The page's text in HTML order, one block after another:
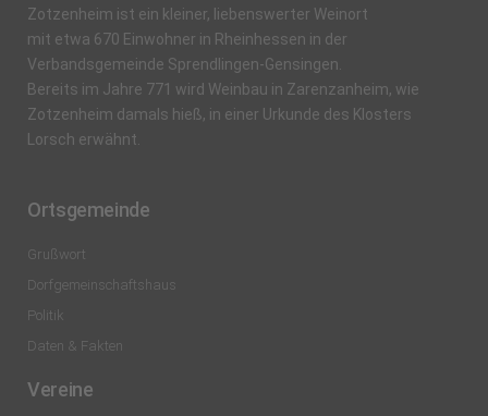
Zotzenheim ist ein kleiner, liebenswerter Weinort
mit etwa 670 Einwohner in Rheinhessen in der
Verbandsgemeinde Sprendlingen-Gensingen.
Bereits im Jahre 771 wird Weinbau in Zarenzanheim, wie
Zotzenheim damals hieß, in einer Urkunde des Klosters
Lorsch erwähnt.
Ortsgemeinde
Grußwort
Dorfgemeinschaftshaus
Politik
Daten & Fakten
Vereine